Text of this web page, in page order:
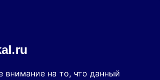
на то, что данный